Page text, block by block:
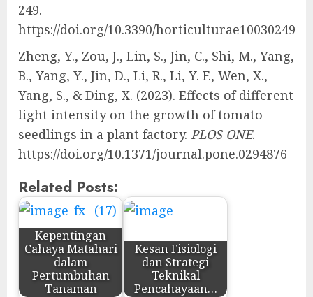
249.
https://doi.org/10.3390/horticulturae10030249
Zheng, Y., Zou, J., Lin, S., Jin, C., Shi, M., Yang,
B., Yang, Y., Jin, D., Li, R., Li, Y. F., Wen, X.,
Yang, S., & Ding, X. (2023). Effects of different
light intensity on the growth of tomato
seedlings in a plant factory. PLOS ONE.
https://doi.org/10.1371/journal.pone.0294876
Related Posts:
Kepentingan
Cahaya Matahari
dalam
Pertumbuhan
Tanaman
Kesan Fisiologi
dan Strategi
Teknikal
Pencahayaan…